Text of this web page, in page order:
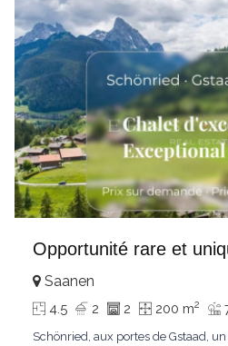
Opportunité rare et
Saanen
4.5 2 2 200 m2
Schönried, aux portes de Gstaad,